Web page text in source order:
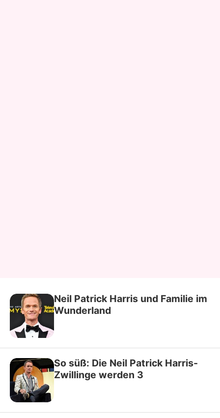
Neil Patrick Harris und Familie im
Wunderland
So süß: Die Neil Patrick Harris-
Zwillinge werden 3